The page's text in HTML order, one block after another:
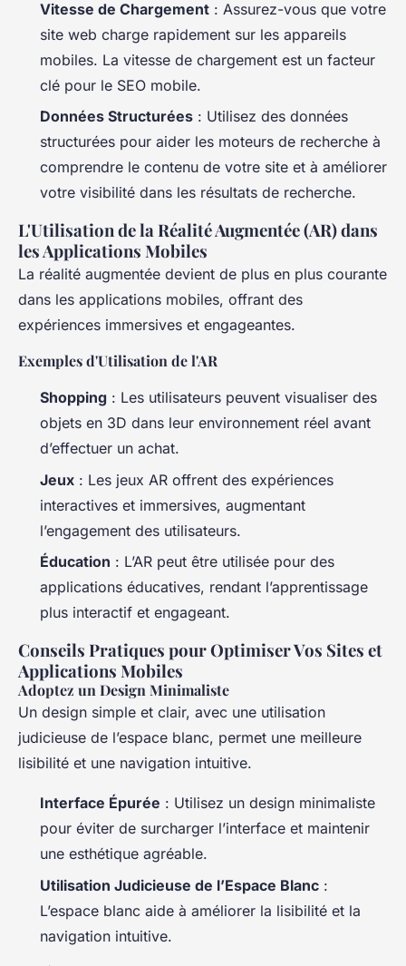
Vitesse de Chargement : Assurez-vous que votre
site web charge rapidement sur les appareils
mobiles. La vitesse de chargement est un facteur
clé pour le SEO mobile.
Données Structurées : Utilisez des données
structurées pour aider les moteurs de recherche à
comprendre le contenu de votre site et à améliorer
votre visibilité dans les résultats de recherche.
L'Utilisation de la Réalité Augmentée (AR) dans
les Applications Mobiles
La réalité augmentée devient de plus en plus courante
dans les applications mobiles, offrant des
expériences immersives et engageantes.
Exemples d'Utilisation de l'AR
Shopping : Les utilisateurs peuvent visualiser des
objets en 3D dans leur environnement réel avant
d’effectuer un achat.
Jeux : Les jeux AR offrent des expériences
interactives et immersives, augmentant
l’engagement des utilisateurs.
Éducation : L’AR peut être utilisée pour des
applications éducatives, rendant l’apprentissage
plus interactif et engageant.
Conseils Pratiques pour Optimiser Vos Sites et
Applications Mobiles
Adoptez un Design Minimaliste
Un design simple et clair, avec une utilisation
judicieuse de l’espace blanc, permet une meilleure
lisibilité et une navigation intuitive.
Interface Épurée : Utilisez un design minimaliste
pour éviter de surcharger l’interface et maintenir
une esthétique agréable.
Utilisation Judicieuse de l’Espace Blanc :
L’espace blanc aide à améliorer la lisibilité et la
navigation intuitive.